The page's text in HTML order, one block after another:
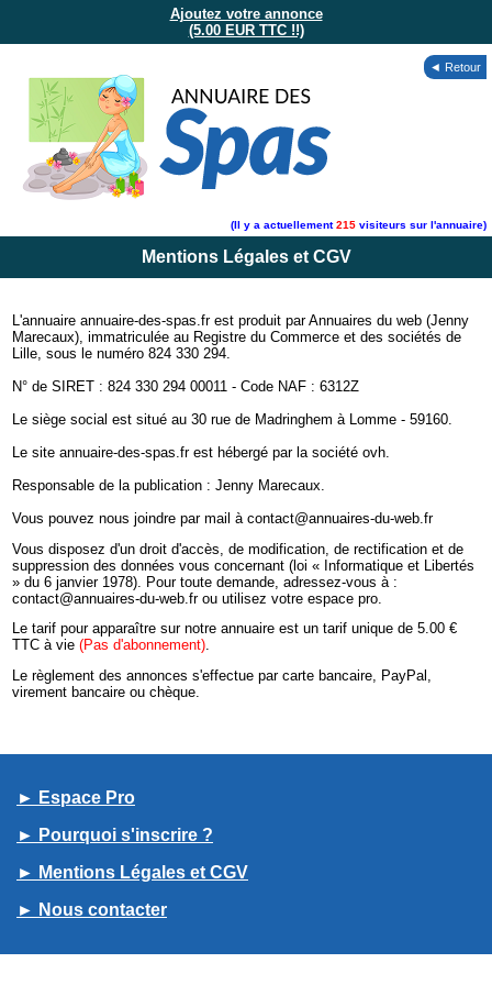
Ajoutez votre annonce
(5.00 EUR TTC !!)
◄ Retour
(Il y a actuellement215 visiteurs sur l'annuaire)
Mentions Légales et CGV
L'annuaire annuaire-des-spas.fr est produit par Annuaires du web (Jenny
Marecaux), immatriculée au Registre du Commerce et des sociétés de
Lille, sous le numéro 824 330 294.
N° de SIRET : 824 330 294 00011 - Code NAF : 6312Z
Le siège social est situé au 30 rue de Madringhem à Lomme - 59160.
Le site annuaire-des-spas.fr est hébergé par la société ovh.
Responsable de la publication : Jenny Marecaux.
Vous pouvez nous joindre par mail à contact@annuaires-du-web.fr
Vous disposez d'un droit d'accès, de modification, de rectification et de
suppression des données vous concernant (loi « Informatique et Libertés
» du 6 janvier 1978). Pour toute demande, adressez-vous à :
contact@annuaires-du-web.fr ou utilisez votre espace pro.
Le tarif pour apparaître sur notre annuaire est un tarif unique de 5.00 €
TTC à vie(Pas d'abonnement).
Le règlement des annonces s'effectue par carte bancaire, PayPal,
virement bancaire ou chèque.
► Espace Pro
► Pourquoi s'inscrire ?
► Mentions Légales et CGV
► Nous contacter